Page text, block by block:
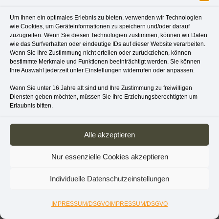
Um Ihnen ein optimales Erlebnis zu bieten, verwenden wir Technologien
wie Cookies, um Geräteinformationen zu speichern und/oder darauf
zuzugreifen. Wenn Sie diesen Technologien zustimmen, können wir Daten
wie das Surfverhalten oder eindeutige IDs auf dieser Website verarbeiten.
Wenn Sie Ihre Zustimmung nicht erteilen oder zurückziehen, können
bestimmte Merkmale und Funktionen beeinträchtigt werden. Sie können
Ihre Auswahl jederzeit unter Einstellungen widerrufen oder anpassen.
Wenn Sie unter 16 Jahre alt sind und Ihre Zustimmung zu freiwilligen
Diensten geben möchten, müssen Sie Ihre Erziehungsberechtigten um
Erlaubnis bitten.
Alle akzeptieren
Nur essenzielle Cookies akzeptieren
Individuelle Datenschutzeinstellungen
IMPRESSUM/DSGVO IMPRESSUM/DSGVO
DESIGN. CAD. TEXT.
FOTO.
← Vorheriges Projekt Nächstes Projekt →